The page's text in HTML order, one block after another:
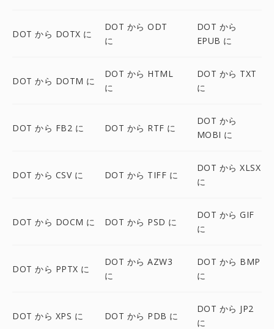
DOT から DOTX に
DOT から ODT
に
DOT から
EPUB に
DOT から DOTM に
DOT から HTML
に
DOT から TXT
に
DOT から FB2 に DOT から RTF に
DOT から
MOBI に
DOT から CSV に DOT から TIFF に
DOT から XLSX
に
DOT から DOCM に DOT から PSD に
DOT から GIF
に
DOT から PPTX に
DOT から AZW3
に
DOT から BMP
に
DOT から XPS に DOT から PDB に
DOT から JP2
に